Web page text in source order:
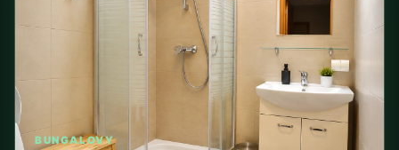
BUNGALOVY